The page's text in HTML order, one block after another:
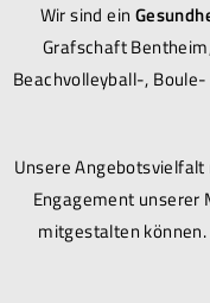
Wir sind ein
Grafschaft
Beachvolleyball-,
Unsere
Engagement unserer
mitgestalten